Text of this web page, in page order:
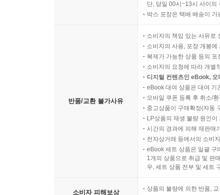
단, 당일 00시~13시 사이의
박스 포장은 택배 배송이
반품/교환 불가사유
소비자의 책임 있는 사유로
소비자의 사용, 포장 개봉
복제가 가능한 상품 등의
소비자의 요청에 따라 개별
디지털 컨텐츠인 eBook,
eBook 대여 상품은 대여 기
모바일 쿠폰 등록 후 취소/
중고상품이 구매확정(자동
LP상품의 재생 불량 원인
시간의 경과에 의해 재판매
전자상거래 등에서의 소비
eBook 세트 상품은 일괄 구
1개의 상품으로 취급 및 판
우, 세트 상품 전부 및 세트
소비자 피해보상
상품의 불량에 의한 반품,